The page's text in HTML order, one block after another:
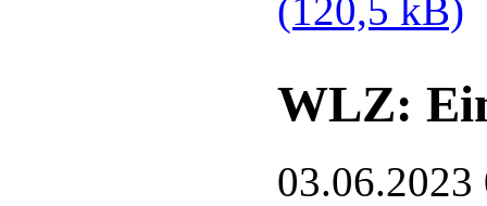
(120,5 kB)
WLZ:
03.06.2023